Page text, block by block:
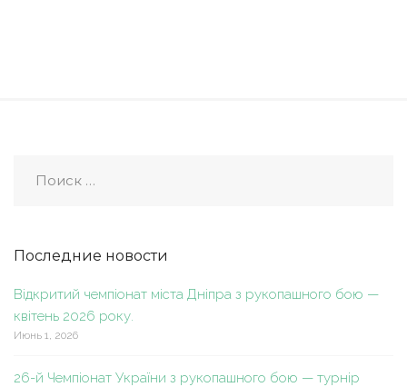
Последние новости
Відкритий чемпіонат міста Дніпра з рукопашного бою —
квітень 2026 року.
Июнь 1, 2026
26-й Чемпіонат України з рукопашного бою — турнір